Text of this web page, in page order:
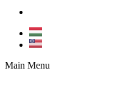
Main Menu